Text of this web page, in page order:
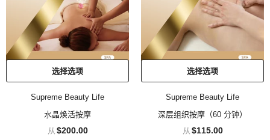
选择选项
Supreme Beauty Life
水晶焕活按摩
从 $200.00
选择选项
Supreme Beauty Life
深层组织按摩（60 分钟）
从 $115.00